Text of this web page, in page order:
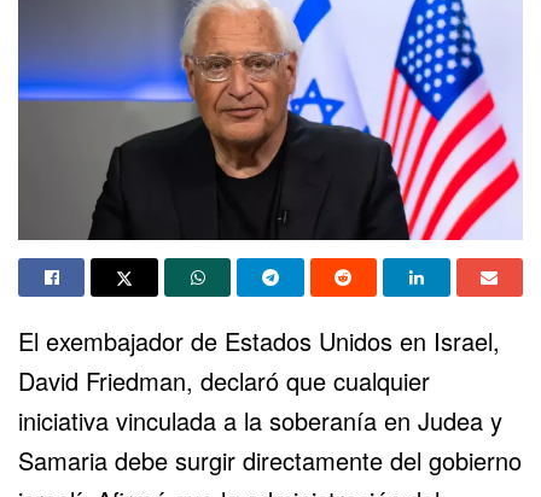
El exembajador de Estados Unidos en Israel,
David Friedman, declaró que cualquier
iniciativa vinculada a la soberanía en Judea y
Samaria debe surgir directamente del gobierno